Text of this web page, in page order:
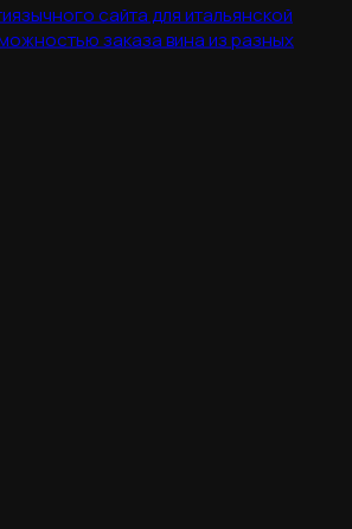
сайта для итальянской
заказа вина из разных